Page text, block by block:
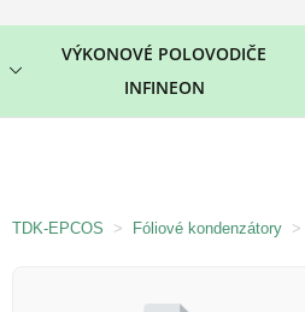
VÝKONOVÉ POLOVODIČE
INFINEON
TDK-EPCOS > Fóliové kondenzátory >